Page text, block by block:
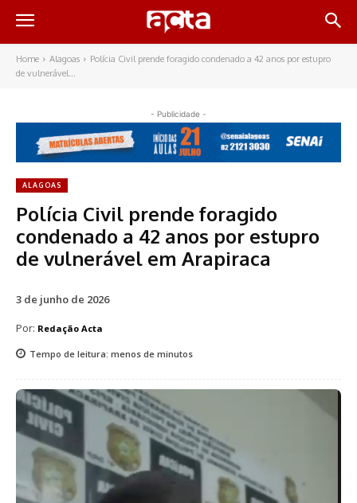
Home Alagoas
Polícia Civil prende foragido condenado a 42 anos por estupro
de vulnerável...
- Publicidade -
ALAGOAS
Polícia Civil prende foragido
condenado a 42 anos por estupro
de vulnerável em Arapiraca
3 de junho de 2026
Por: Redação Acta
Tempo de leitura: menos de minutos